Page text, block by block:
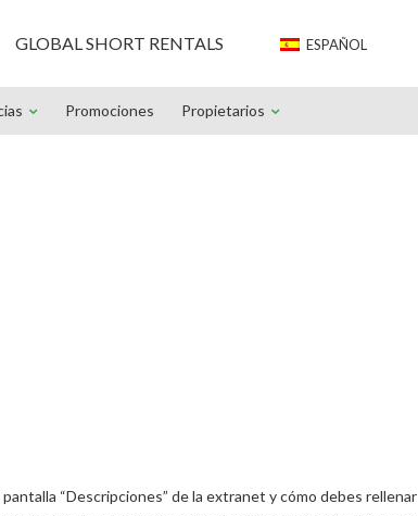
GLOBAL SHORT RENTALS ESPAÑOL
Promociones Propietarios
“Descripciones” de la extranet y cómo debes rellenar